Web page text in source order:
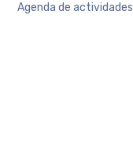
Agenda de actividades